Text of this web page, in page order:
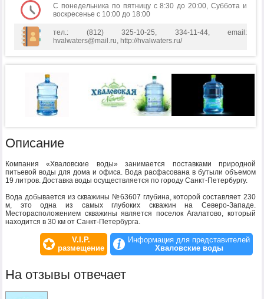
С понедельника по пятницу с 8:30 до 20:00, Суббота и
воскресенье с 10:00 до 18:00
тел.: (812) 325-10-25, 334-11-44, email:
hvalwaters@mail.ru, http://hvalwaters.ru/
Описание
Компания «Хваловские воды» занимается поставками природной
питьевой воды для дома и офиса. Вода расфасована в бутыли объемом
19 литров. Доставка воды осуществляется по городу Санкт-Петербургу.
Вода добывается из скважины №63607 глубина, которой составляет 230
м, это одна из самых глубоких скважин на Северо-Западе.
Месторасположением скважины является поселок Агалатово, который
находится в 30 км от Санкт-Петербурга.
V.I.P.
размещение
Информация для представителей
Хваловские воды
На отзывы отвечает